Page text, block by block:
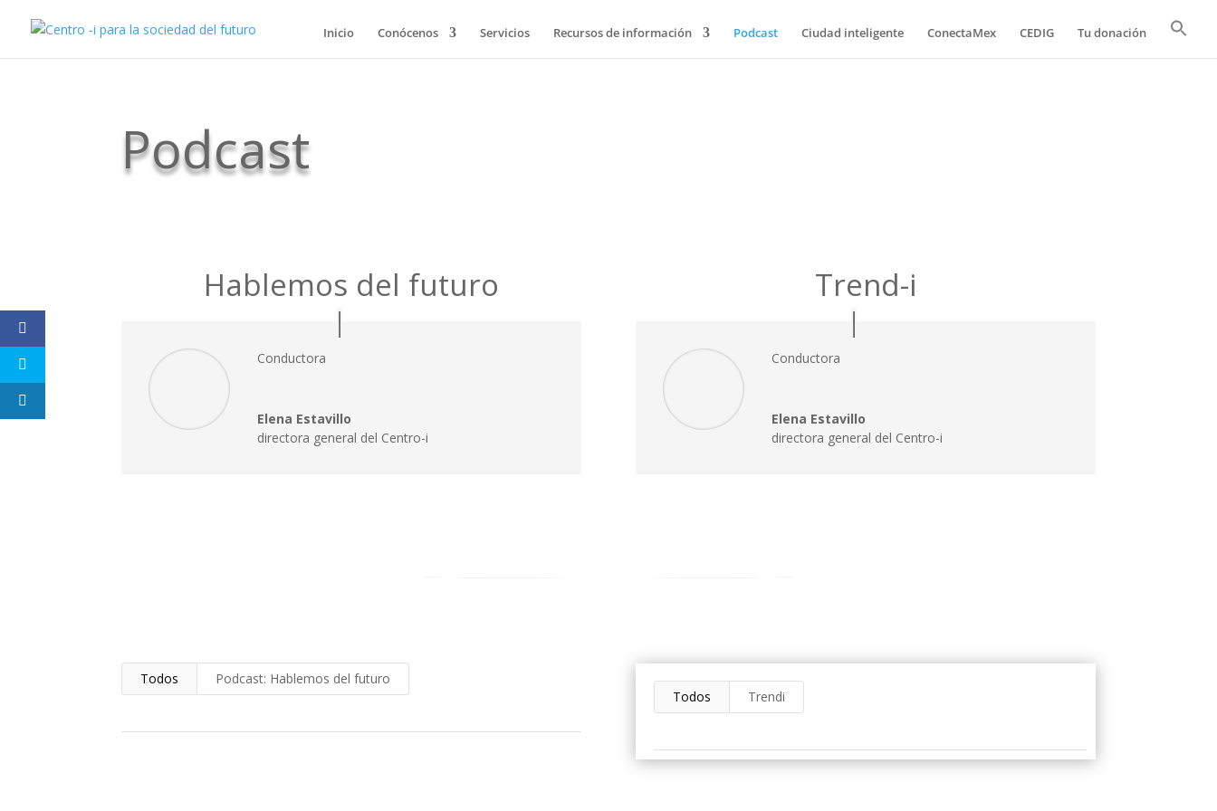
Inicio Conócenos Servicios Recursos de información Podcast Ciudad inteligente ConectaMex CEDIG Tu donación
Podcast
Hablemos del futuro
Conductora
Elena Estavillo
directora general del Centro-i
Trend-i
Conductora
Elena Estavillo
directora general del Centro-i
Todos
Podcast: Hablemos del futuro
Todos
Trendi